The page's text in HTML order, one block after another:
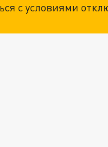
с условиями